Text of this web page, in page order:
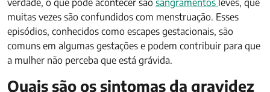
verdade, o que pode acontecer são sangramentos leves, que
muitas vezes são confundidos com menstruação. Esses
episódios, conhecidos como escapes gestacionais, são
comuns em algumas gestações e podem contribuir para que
a mulher não perceba que está grávida.
Quais são os sintomas da gravidez